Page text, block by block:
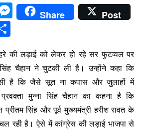
M
e
s
e
n
g
er
Share
Post
S
ar
e
की लड़ाई को लेकर हो रहे सर फुटव्वल पर
सिंह चैहान ने चुटकी ली है। उन्होंने कहा कि
है कि जैसे सूत ना कपास और जुलाहों में
मुन्ना सिंह चैहान का कहना है कि
सिंह और पूर्व मुख्यमंत्री हरीश रावत के
चल रही है। ऐसे में कांग्रेस की लड़ाई भाजपा से